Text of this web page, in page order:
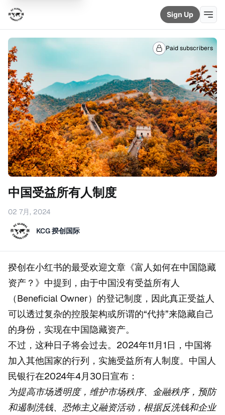
Sign Up
Paid subscribers
中国受益所有人制度
02 7月, 2024
KCG 揆创国际
揆创在小红书的最受欢迎文章《富人如何在中国隐藏
资产？》中提到，由于中国没有受益所有人
（Beneficial Owner）的登记制度，因此真正受益人
可以透过复杂的控股架构或所谓的“代持”来隐藏自己
的身份，实现在中国隐藏资产。
不过，这种日子将会过去。2024年11月1日，中国将
加入其他国家的行列，实施受益所有人制度。中国人
民银行在2024年4月30日宣布：
为提高市场透明度，维护市场秩序、金融秩序，预防
和遏制洗钱、恐怖主义融资活动，根据反洗钱和企业